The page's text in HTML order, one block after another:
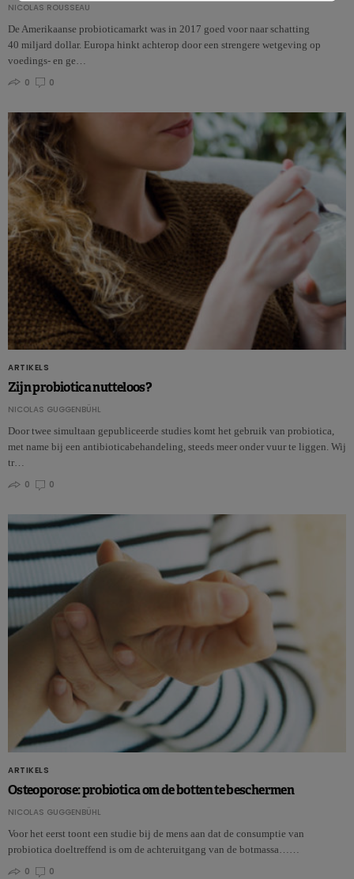
NICOLAS ROUSSEAU
De Amerikaanse probioticamarkt was in 2017 goed voor naar schatting
40 miljard dollar. Europa hinkt achterop door een strengere wetgeving op
voedings- en ge…
0
0
ARTIKELS
Zijn probiotica nutteloos?
NICOLAS GUGGENBÜHL
Door twee simultaan gepubliceerde studies komt het gebruik van probiotica,
met name bij een antibioticabehandeling, steeds meer onder vuur te liggen. Wij
tr…
0
0
ARTIKELS
Osteoporose: probiotica om de botten te beschermen
NICOLAS GUGGENBÜHL
Voor het eerst toont een studie bij de mens aan dat de consumptie van
probiotica doeltreffend is om de achteruitgang van de botmassa……
0
0